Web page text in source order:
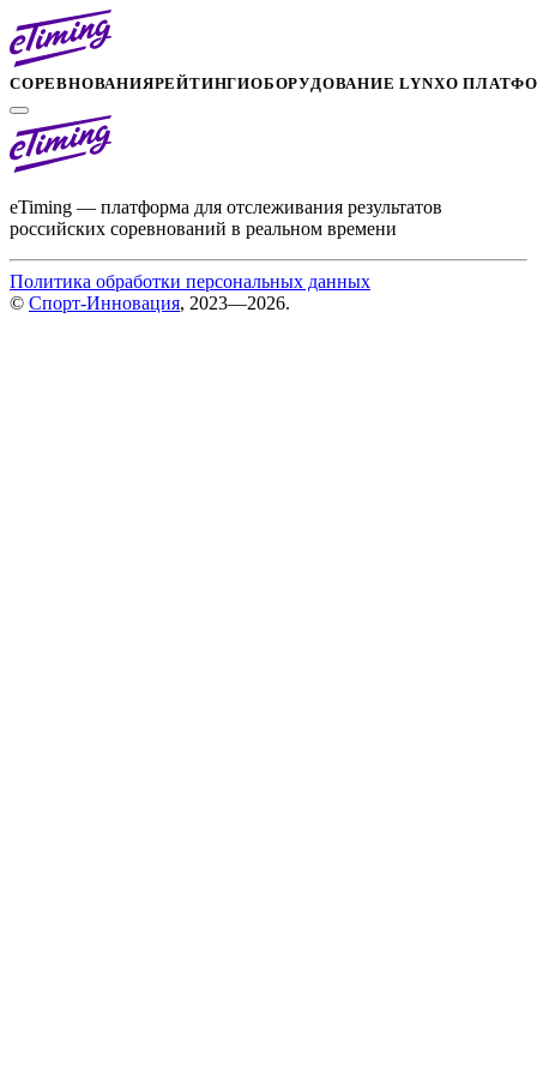
СОРЕВНОВАНИЯРЕЙТИНГИОБОРУДОВАНИЕ LYNXО
eTiming — платформа для отслеживания результатов
российских соревнований в реальном времени
Политика обработки персональных данных
© Спорт-Инновация, 2023—2026.